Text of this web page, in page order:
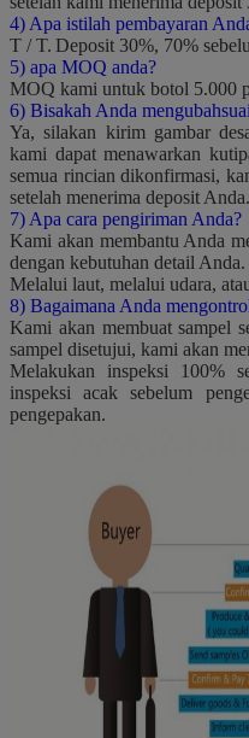
4) Apa istilah pembayaran
T / T. Deposit 30%, 70%
5) apa MOQ anda?
MOQ kami untuk botol 5.000
6) Bisakah Anda
Ya, silakan kirim gambar
kami dapat menawarkan
semua rincian dikonfirmasi,
setelah menerima deposit Anda.
7) Apa cara pengiriman Anda?
Kami akan membantu Anda
dengan kebutuhan detail Anda.
Melalui laut, melalui udara,
8) Bagaimana Anda
Kami akan membuat sampel
sampel disetujui, kami akan
Melakukan inspeksi 100%
inspeksi acak sebelum
pengepakan.